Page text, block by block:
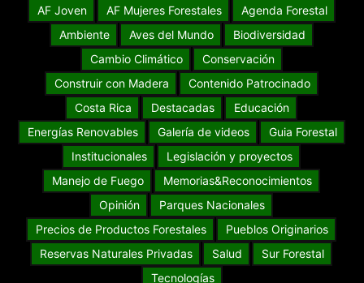
AF Joven AF Mujeres Forestales
Agenda Forestal
Ambiente
Aves del Mundo
Biodiversidad
Cambio Climático
Conservación
Construir con Madera
Contenido Patrocinado
Costa Rica
Destacadas
Educación
Energías Renovables
Galería de videos
Guia Forestal
Institucionales
Legislación y proyectos
Manejo de Fuego
Memorias&Reconocimientos
Opinión
Parques Nacionales
Precios de Productos Forestales
Pueblos Originarios
Reservas Naturales Privadas
Salud
Sur Forestal
Tecnologías